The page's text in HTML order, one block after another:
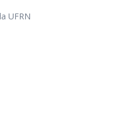
UFRN